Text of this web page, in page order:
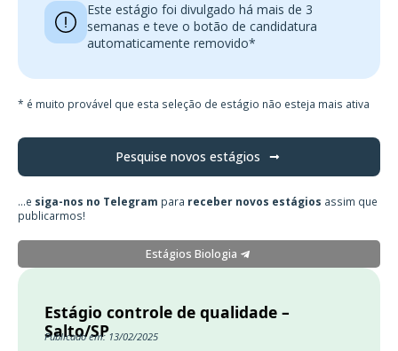
Este estágio foi divulgado há mais de 3
semanas e teve o botão de candidatura
automaticamente removido*
* é muito provável que esta seleção de estágio não esteja mais ativa
Pesquise novos estágios
...e siga-nos no Telegram para receber novos estágios assim que
publicarmos!
Estágios Biologia
Estágio controle de qualidade –
Salto/SP
Publicado em: 13/02/2025